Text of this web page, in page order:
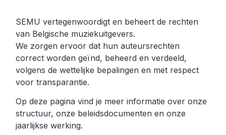
SEMU vertegenwoordigt en beheert de rechten
van Belgische muziekuitgevers.
We zorgen ervoor dat hun auteursrechten
correct worden geïnd, beheerd en verdeeld,
volgens de wettelijke bepalingen en met respect
voor transparantie.
Op deze pagina vind je meer informatie over onze
structuur, onze beleidsdocumenten en onze
jaarlijkse werking.